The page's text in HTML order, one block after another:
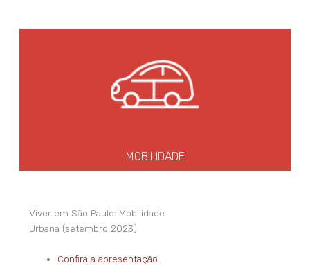
MOBILIDADE
Viver em São Paulo: Mobilidade
Urbana (setembro 2023)
Confira a apresentação